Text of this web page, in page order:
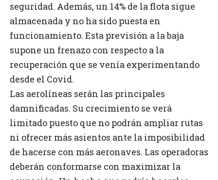
seguridad. Además, un 14% de la flota sigue
almacenada y no ha sido puesta en
funcionamiento. Esta previsión a la baja
supone un frenazo con respecto a la
recuperación que se venía experimentando
desde el Covid.
Las aerolíneas serán las principales
damnificadas. Su crecimiento se verá
limitado puesto que no podrán ampliar rutas
ni ofrecer más asientos ante la imposibilidad
de hacerse con más aeronaves. Las operadoras
deberán conformarse con maximizar la